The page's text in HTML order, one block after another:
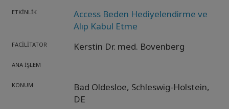
ETKINLIK
Access Beden Hediyelendirme ve
Alıp Kabul Etme
FACILITATOR Kerstin Dr. med. Bovenberg
ANA İŞLEM
KONUM Bad Oldesloe, Schleswig-Holstein,
DE